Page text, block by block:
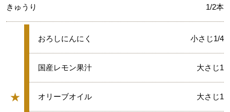
きゅうり 1/2本
★
グループ
★
おろしにんにく 小さじ1/4
★
国産レモン果汁 大さじ1
★
オリーブオイル 大さじ1